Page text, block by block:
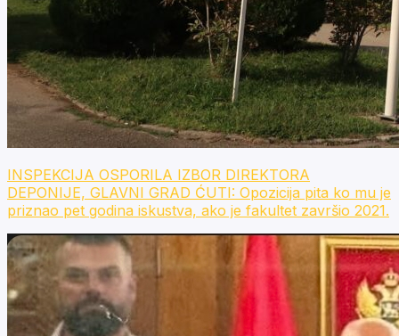
INSPEKCIJA OSPORILA IZBOR DIREKTORA
DEPONIJE, GLAVNI GRAD ĆUTI: Opozicija pita ko mu je
priznao pet godina iskustva, ako je fakultet završio 2021.